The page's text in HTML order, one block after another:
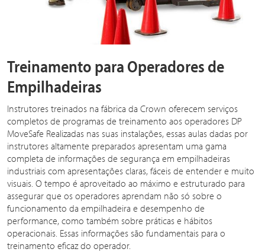
Treinamento para Operadores de
Empilhadeiras
Instrutores treinados na fábrica da Crown oferecem serviços
completos de programas de treinamento aos operadores DP
MoveSafe Realizadas nas suas instalações, essas aulas dadas por
instrutores altamente preparados apresentam uma gama
completa de informações de segurança em empilhadeiras
industriais com apresentações claras, fáceis de entender e muito
visuais. O tempo é aproveitado ao máximo e estruturado para
assegurar que os operadores aprendam não só sobre o
funcionamento da empilhadeira e desempenho de
performance, como também sobre práticas e hábitos
operacionais. Essas informações são fundamentais para o
treinamento eficaz do operador.